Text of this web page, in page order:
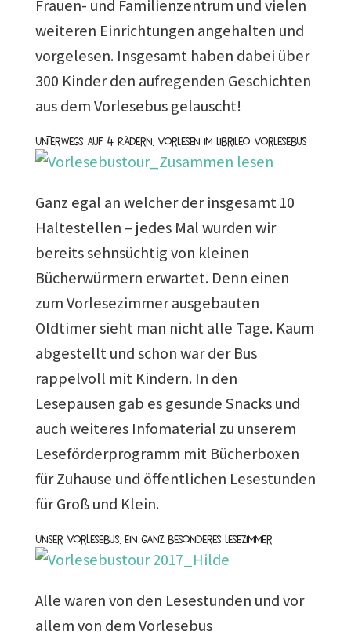
Frauen- und Familienzentrum und vielen
weiteren Einrichtungen angehalten und
vorgelesen. Insgesamt haben dabei über
300 Kinder den aufregenden Geschichten
aus dem Vorlesebus gelauscht!
Unterwegs auf 4 Rädern: Vorlesen im Librileo Vorlesebus
Ganz egal an welcher der insgesamt 10
Haltestellen – jedes Mal wurden wir
bereits sehnsüchtig von kleinen
Bücherwürmern erwartet. Denn einen
zum Vorlesezimmer ausgebauten
Oldtimer sieht man nicht alle Tage. Kaum
abgestellt und schon war der Bus
rappelvoll mit Kindern. In den
Lesepausen gab es gesunde Snacks und
auch weiteres Infomaterial zu unserem
Leseförderprogramm mit Bücherboxen
für Zuhause und öffentlichen Lesestunden
für Groß und Klein.
Unser Vorlesebus: Ein ganz besonderes Lesezimmer
Alle waren von den Lesestunden und vor
allem von dem Vorlesebus